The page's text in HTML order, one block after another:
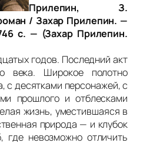
Прилепин, З.
/ Захар Прилепин. —
с. — (Захар Прилепин.
годов. Последний акт
века. Широкое полотно
с десятками персонажей, с
прошлого и отблесками
жизнь, уместившаяся в
природа — и клубок
где невозможно отличить